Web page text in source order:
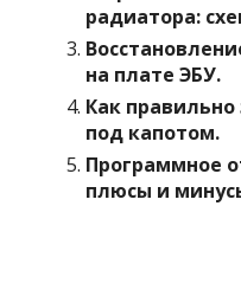
радиатора:
на плате ЭБУ.
Как
под капотом.
Программное
плюсы и